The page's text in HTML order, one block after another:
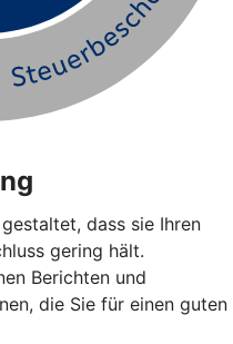
dass sie Ihren
gering hält.
Berichten und
die Sie für einen guten